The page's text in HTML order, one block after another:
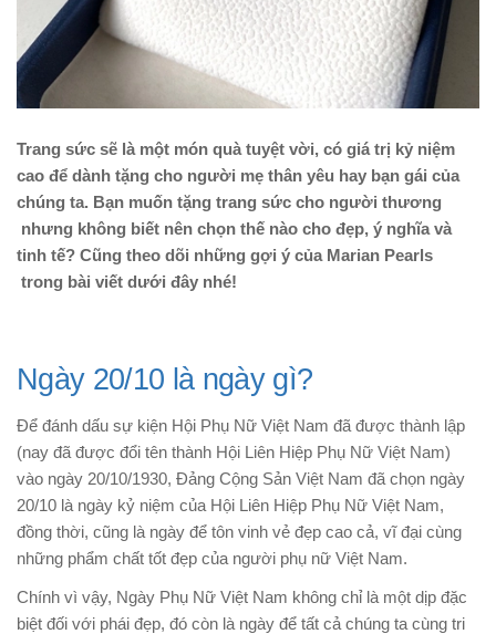
Trang sức sẽ là một món quà tuyệt vời, có giá trị kỷ niệm
cao để dành tặng cho người mẹ thân yêu hay bạn gái của
chúng ta. Bạn muốn tặng trang sức cho người thương
nhưng không biết nên chọn thế nào cho đẹp, ý nghĩa và
tinh tế? Cũng theo dõi những gợi ý của Marian Pearls
trong bài viết dưới đây nhé!
Ngày 20/10 là ngày gì?
Để đánh dấu sự kiện Hội Phụ Nữ Việt Nam đã được thành lập
(nay đã được đổi tên thành Hội Liên Hiệp Phụ Nữ Việt Nam)
vào ngày 20/10/1930, Đảng Cộng Sản Việt Nam đã chọn ngày
20/10 là ngày kỷ niệm của Hội Liên Hiệp Phụ Nữ Việt Nam,
đồng thời, cũng là ngày để tôn vinh vẻ đẹp cao cả, vĩ đại cùng
những phẩm chất tốt đẹp của người phụ nữ Việt Nam.
Chính vì vậy, Ngày Phụ Nữ Việt Nam không chỉ là một dịp đặc
biệt đối với phái đẹp, đó còn là ngày để tất cả chúng ta cùng tri